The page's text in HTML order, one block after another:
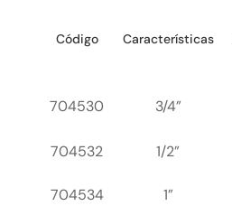
Código Características
704530 3/4”
704532 1/2”
704534 1”